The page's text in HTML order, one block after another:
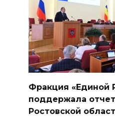
Фракция «Единой
поддержала
Ростовской